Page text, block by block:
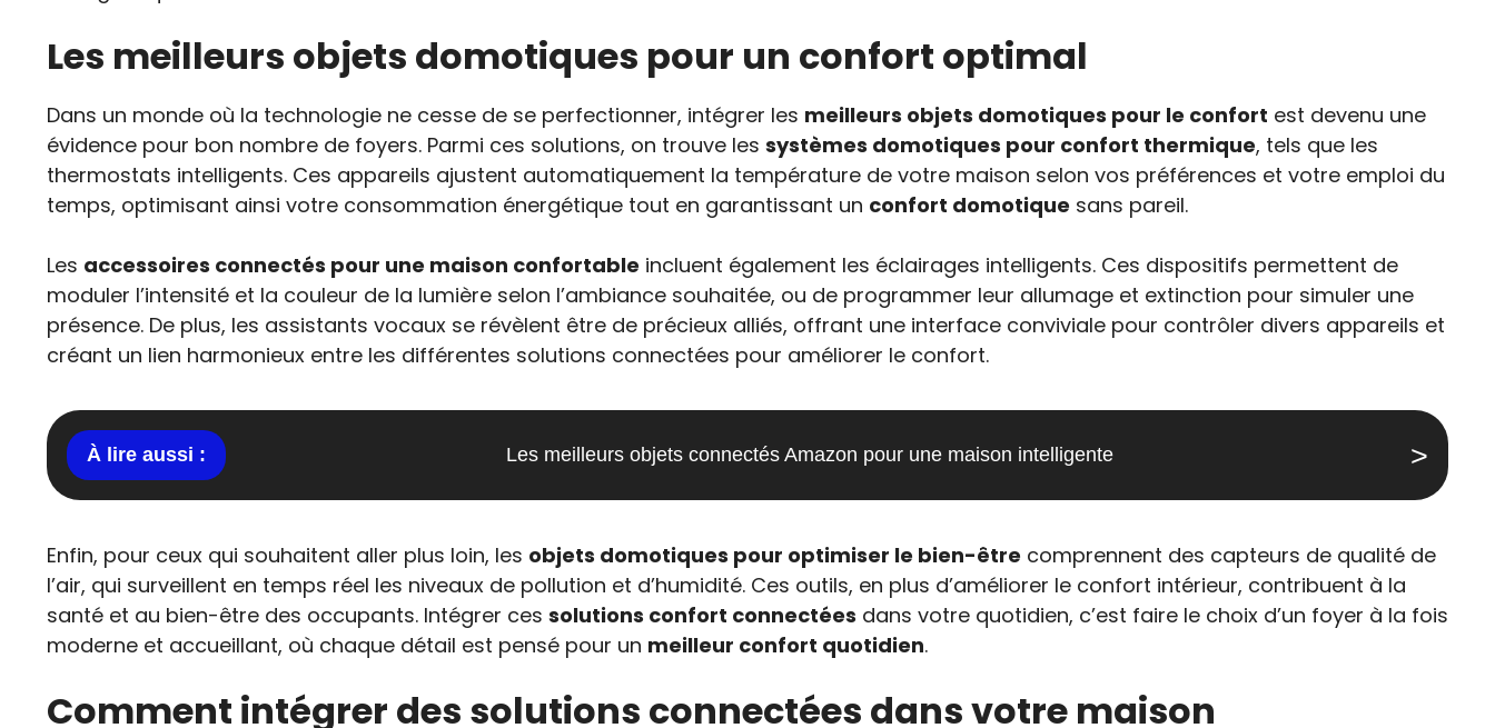
Les meilleurs objets domotiques pour un confort optimal
Dans un monde où la technologie ne cesse de se perfectionner, intégrer les meilleurs objets domotiques pour le confort est devenu une
évidence pour bon nombre de foyers. Parmi ces solutions, on trouve les systèmes domotiques pour confort thermique, tels que les
thermostats intelligents. Ces appareils ajustent automatiquement la température de votre maison selon vos préférences et votre emploi du
temps, optimisant ainsi votre consommation énergétique tout en garantissant un confort domotique sans pareil.
Les accessoires connectés pour une maison confortable incluent également les éclairages intelligents. Ces dispositifs permettent de
moduler l’intensité et la couleur de la lumière selon l’ambiance souhaitée, ou de programmer leur allumage et extinction pour simuler une
présence. De plus, les assistants vocaux se révèlent être de précieux alliés, offrant une interface conviviale pour contrôler divers appareils et
créant un lien harmonieux entre les différentes solutions connectées pour améliorer le confort.
Les meilleurs objets connectés Amazon pour une maison intelligente
Enfin, pour ceux qui souhaitent aller plus loin, les objets domotiques pour optimiser le bien-être comprennent des capteurs de qualité de
l’air, qui surveillent en temps réel les niveaux de pollution et d’humidité. Ces outils, en plus d’améliorer le confort intérieur, contribuent à la
santé et au bien-être des occupants. Intégrer ces solutions confort connectées dans votre quotidien, c’est faire le choix d’un foyer à la fois
moderne et accueillant, où chaque détail est pensé pour un meilleur confort quotidien.
Comment intégrer des solutions connectées dans votre maison